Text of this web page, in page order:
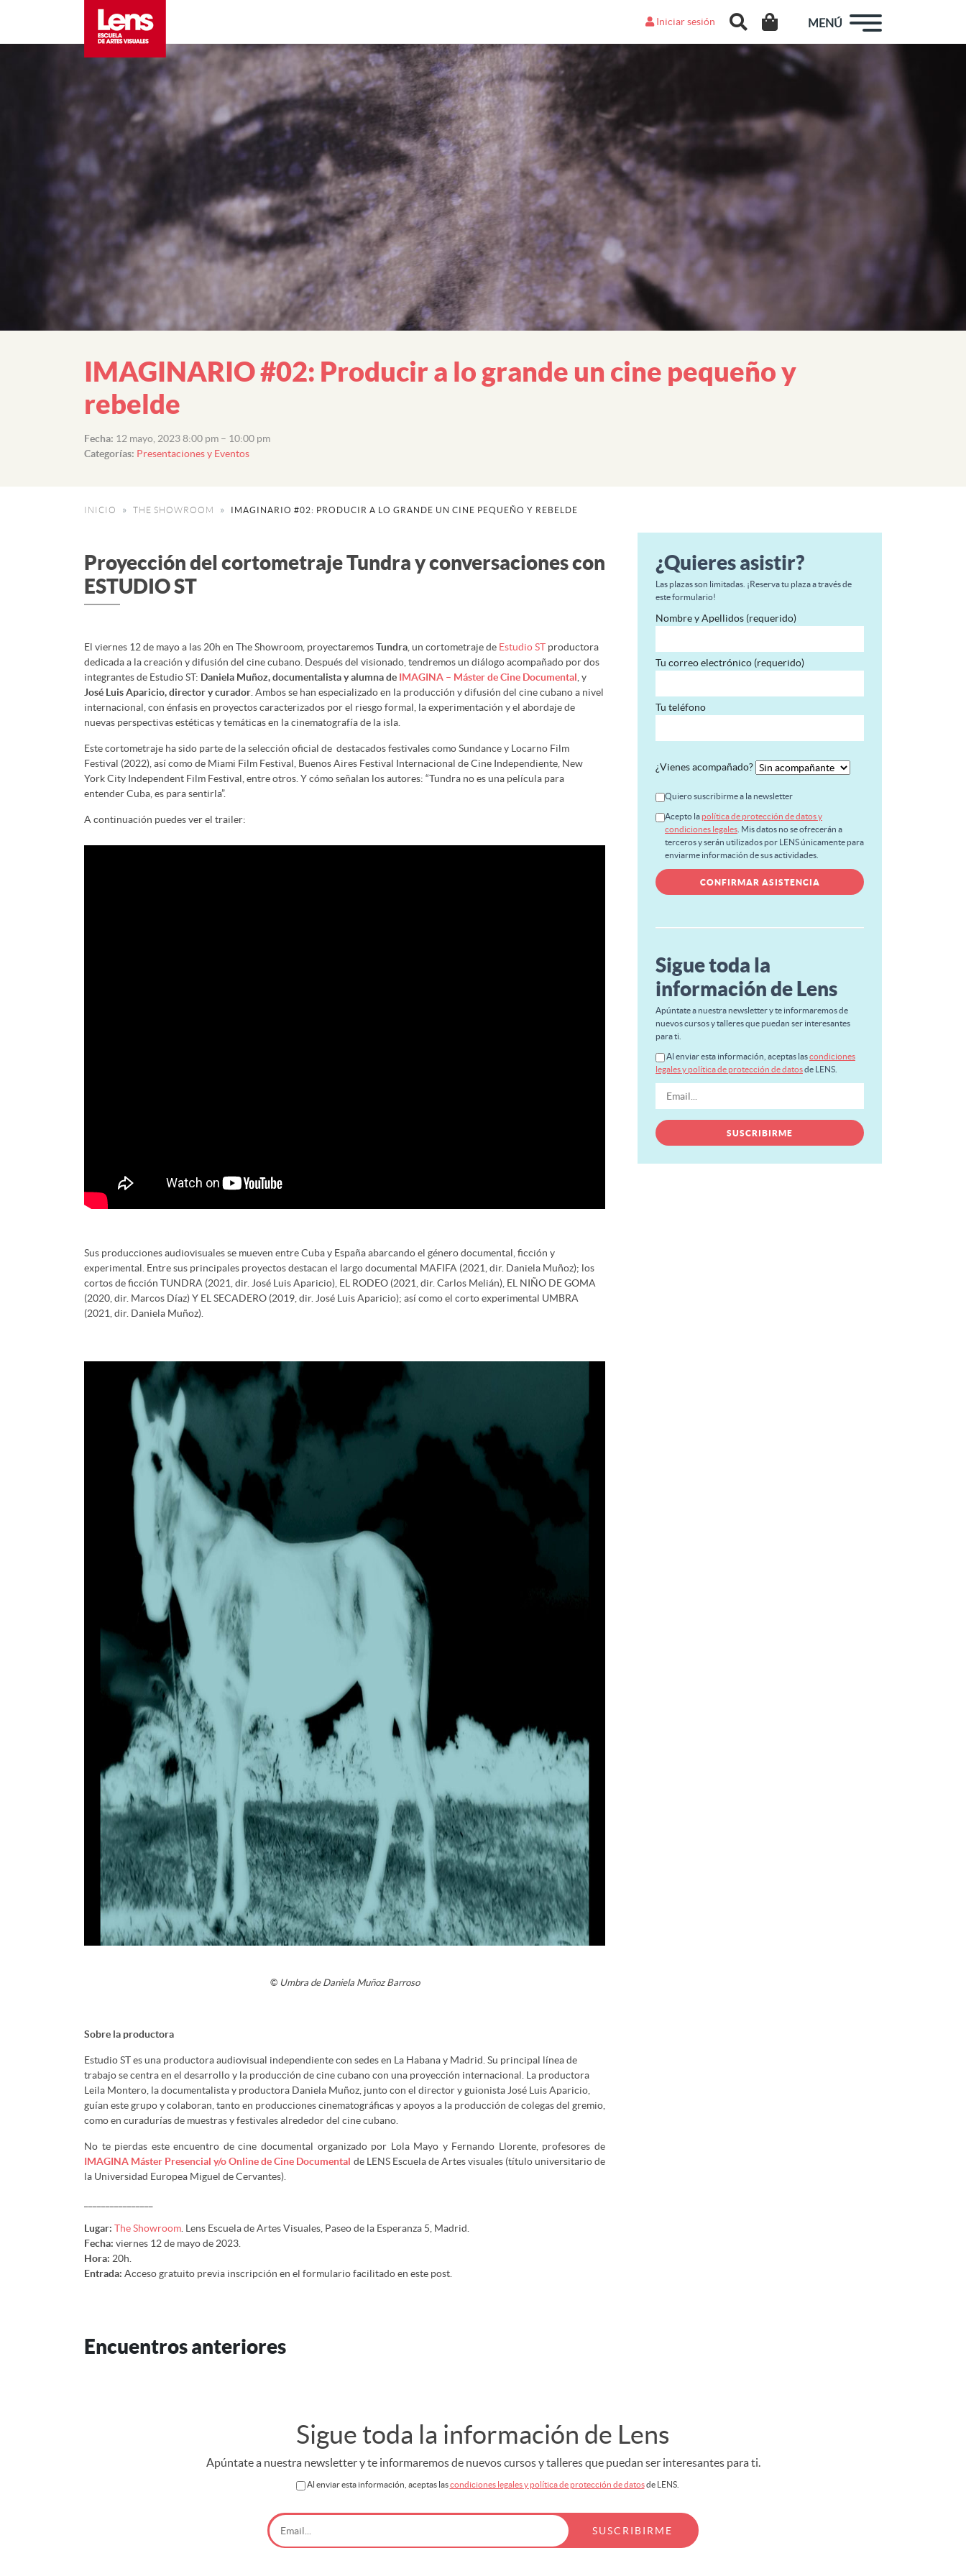
Iniciar sesión MENÚ
IMAGINARIO #02: Producir a lo grande un cine pequeño y
rebelde
Fecha: 12 mayo, 2023 8:00 pm – 10:00 pm
Categorías: Presentaciones y Eventos
INICIO THE SHOWROOM IMAGINARIO #02: PRODUCIR A LO GRANDE UN CINE PEQUEÑO Y REBELDE
Proyección del cortometraje Tundra y conversaciones con
ESTUDIO ST
El viernes 12 de mayo a las 20h en The Showroom, proyectaremosTundra , un cortometraje de Estudio ST productora
dedicada a la creación y difusión del cine cubano. Después del visionado, tendremos un diálogo acompañado por dos
integrantes de Estudio ST: Daniela Muñoz, documentalista y alumna de IMAGINA – Máster de Cine Documental , y
José Luis Aparicio, director y curador . Ambos se han especializado en la producción y difusión del cine cubano a nivel
internacional, con énfasis en proyectos caracterizados por el riesgo formal, la experimentación y el abordaje de
nuevas perspectivas estéticas y temáticas en la cinematografía de la isla.
Este cortometraje ha sido parte de la selección oficial de destacados festivales como Sundance y Locarno Film
Festival (2022), así como de Miami Film Festival, Buenos Aires Festival Internacional de Cine Independiente, New
York City Independent Film Festival, entre otros. Y cómo señalan los autores: “Tundra no es una película para
entender Cuba, es para sentirla”.
A continuación puedes ver el trailer:
Sus producciones audiovisuales se mueven entre Cuba y España abarcando el género documental, ficción y
experimental. Entre sus principales proyectos destacan el largo documental MAFIFA (2021, dir. Daniela Muñoz); los
cortos de ficción TUNDRA (2021, dir. José Luis Aparicio), EL RODEO (2021, dir. Carlos Melián), EL NIÑO DE GOMA
(2020, dir. Marcos Díaz) Y EL SECADERO (2019, dir. José Luis Aparicio); así como el corto experimental UMBRA
(2021, dir. Daniela Muñoz).
©Umbra de Daniela Muñoz Barroso
Sobre la productora
Estudio ST es una productora audiovisual independiente con sedes en La Habana y Madrid. Su principal línea de
trabajo se centra en el desarrollo y la producción de cine cubano con una proyección internacional. La productora
Leila Montero, la documentalista y productora Daniela Muñoz, junto con el director y guionista José Luis Aparicio,
guían este grupo y colaboran, tanto en producciones cinematográficas y apoyos a la producción de colegas del gremio,
como en curadurías de muestras y festivales alrededor del cine cubano.
No te pierdas este encuentro de cine documental organizado por Lola Mayo y Fernando Llorente, profesores de
IMAGINA Máster Presencial y/o Online de Cine Documental de LENS Escuela de Artes visuales (título universitario de
la Universidad Europea Miguel de Cervantes).
Lugar: The Showroom . Lens Escuela de Artes Visuales, Paseo de la Esperanza 5, Madrid.
Fecha: viernes 12 de mayo de 2023.
Hora: 20h.
Entrada: Acceso gratuito previa inscripción en el formulario facilitado en este post.
¿Quieres asistir?
Las plazas son limitadas. ¡Reserva tu plaza a través de
este formulario!
Nombre y Apellidos (requerido)
Tu correo electrónico (requerido)
Tu teléfono
¿Vienes acompañado?
Quiero suscribirme a la newsletter
Acepto la política de protección de datos y
condiciones legales . Mis datos no se ofrecerán a
terceros y serán utilizados por LENS únicamente para
enviarme información de sus actividades.
Sigue toda la
información de Lens
Apúntate a nuestra newsletter y te informaremos de
nuevos cursos y talleres que puedan ser interesantes
para ti.
Al enviar esta información, aceptas lascondiciones
legales y política de protección de datosde LENS.
Encuentros anteriores
Sigue toda la información de Lens
Apúntate a nuestra newsletter y te informaremos de nuevos cursos y talleres que puedan ser interesantes para ti.
Al enviar esta información, aceptas lascondiciones legales y política de protección de datosde LENS.